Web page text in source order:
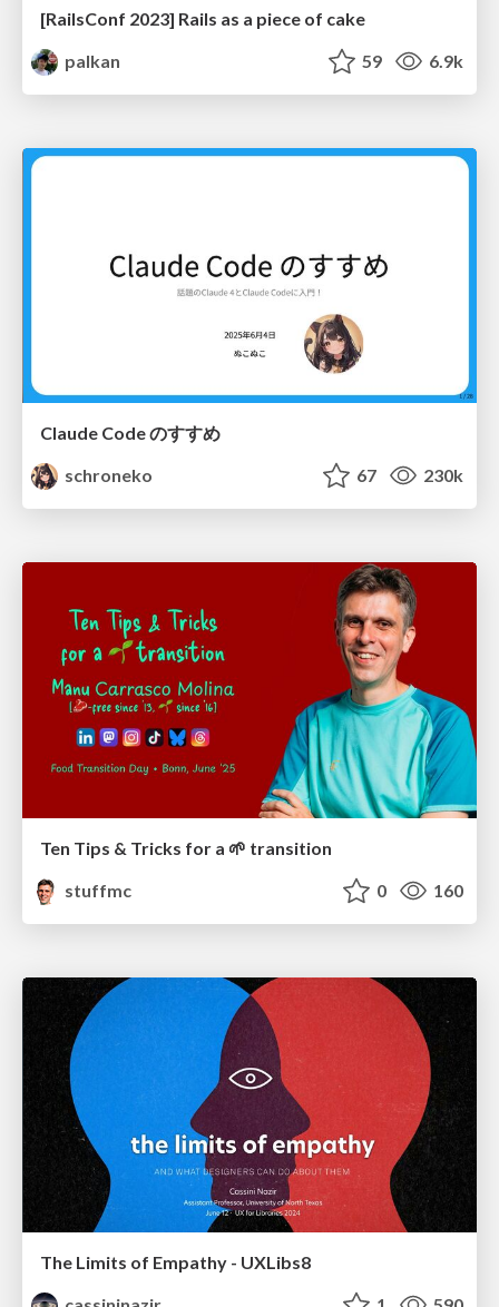
[RailsConf 2023] Rails as a piece of cake
palkan
59 6.9k
Claude Code のすすめ
schroneko
67 230k
Ten Tips & Tricks for a 🌱 transition
stuffmc
0 160
The Limits of Empathy - UXLibs8